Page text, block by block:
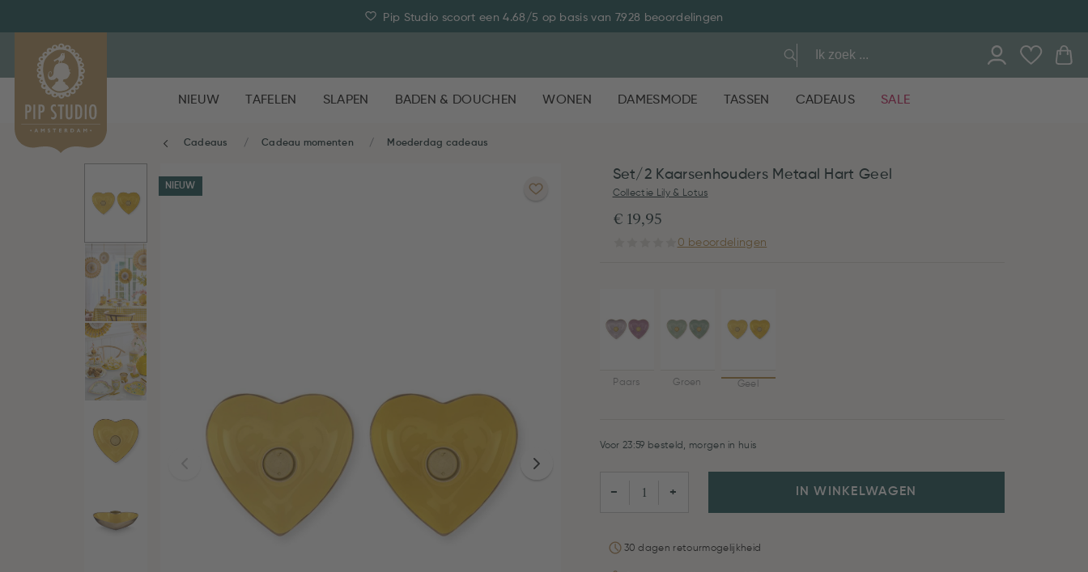
Pip Studio scoort een 4.68/5 op basis van 7.928 beoordelingen
NIEUW TAFELEN SLAPEN BADEN & DOUCHEN WONEN DAMESMODE TASSEN CADEAUS SALE
Cadeaus Cadeau momenten Moederdag cadeaus
NIEUW
Set/2 Kaarsenhouders Metaal Hart Geel
Collectie Lily & Lotus
€ 19,95
0 beoordelingen
Paars Groen Geel
Voor 23:59 besteld, morgen in huis
− + IN WINKELWAGEN
30 dagen retourmogelijkheid